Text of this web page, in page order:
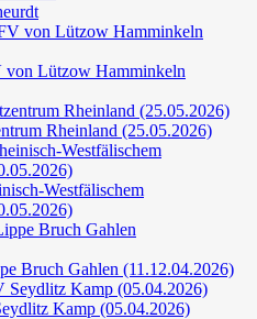
von Lützow Hamminkeln
Rheinland (25.05.2026)
Westfälischem
Bruch Gahlen (11.12.04.2026)
Kamp (05.04.2026)